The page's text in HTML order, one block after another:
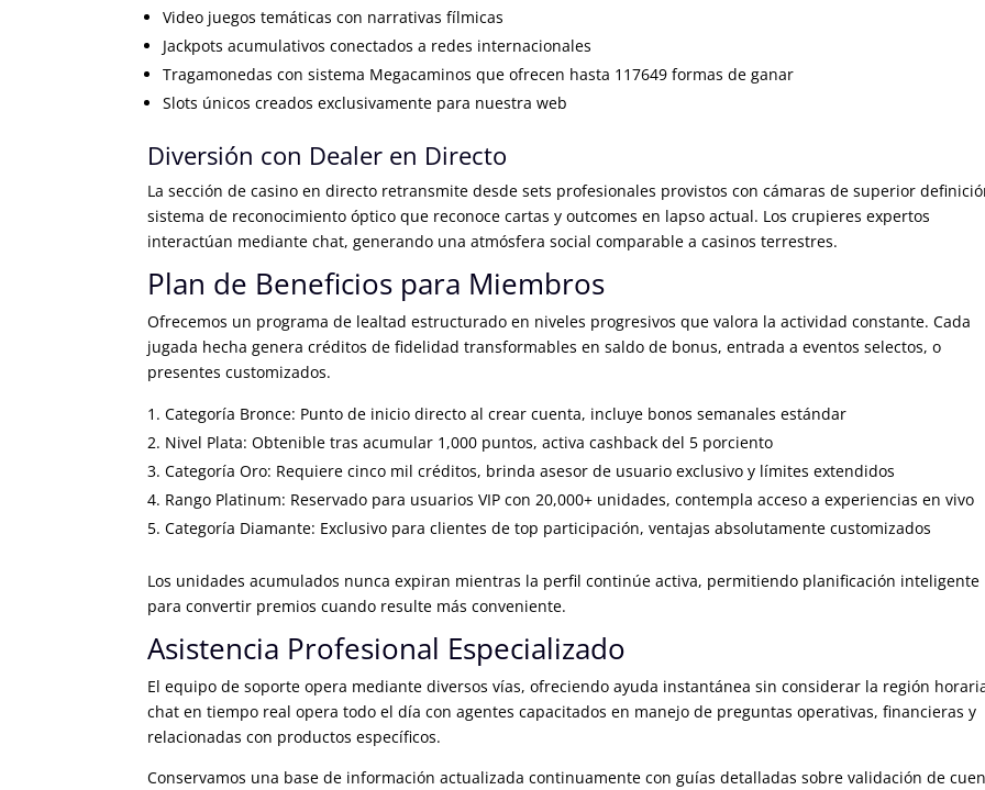
Video juegos temáticas con narrativas fílmicas
Jackpots acumulativos conectados a redes internacionales
Tragamonedas con sistema Megacaminos que ofrecen hasta 117649 formas de ganar
Slots únicos creados exclusivamente para nuestra web
Diversión con Dealer en Directo
La sección de casino en directo retransmite desde sets profesionales provistos con cámaras de superior
sistema de reconocimiento óptico que reconoce cartas y outcomes en lapso actual. Los crupieres expertos
interactúan mediante chat, generando una atmósfera social comparable a casinos terrestres.
Plan de Beneficios para Miembros
Ofrecemos un programa de lealtad estructurado en niveles progresivos que valora la actividad constante. Cada
jugada hecha genera créditos de fidelidad transformables en saldo de bonus, entrada a eventos selectos, o
presentes customizados.
Categoría Bronce: Punto de inicio directo al crear cuenta, incluye bonos semanales estándar
Nivel Plata: Obtenible tras acumular 1,000 puntos, activa cashback del 5 porciento
Categoría Oro: Requiere cinco mil créditos, brinda asesor de usuario exclusivo y límites extendidos
Rango Platinum: Reservado para usuarios VIP con 20,000+ unidades, contempla acceso a experiencias en vivo
Categoría Diamante: Exclusivo para clientes de top participación, ventajas absolutamente customizados
Los unidades acumulados nunca expiran mientras la perfil continúe activa, permitiendo planificación inteligente
para convertir premios cuando resulte más conveniente.
Asistencia Profesional Especializado
El equipo de soporte opera mediante diversos vías, ofreciendo ayuda instantánea sin considerar la región
chat en tiempo real opera todo el día con agentes capacitados en manejo de preguntas operativas, financieras y
relacionadas con productos específicos.
Conservamos una base de información actualizada continuamente con guías detalladas sobre validación de